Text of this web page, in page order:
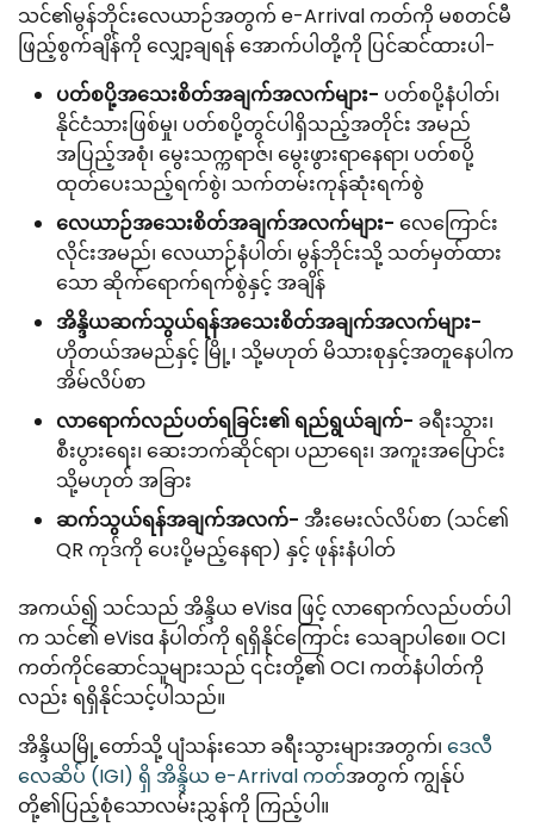
သင်၏မွန်ဘိုင်းလေယာဉ်အတွက် e-Arrival ကတ်ကို မစတင်မီ
ဖြည့်စွက်ချိန်ကို လျှော့ချရန် အောက်ပါတို့ကို ပြင်ဆင်ထားပါ-
ပတ်စပို့အသေးစိတ်အချက်အလက်များ- ပတ်စပို့နံပါတ်၊
နိုင်ငံသားဖြစ်မှု၊ ပတ်စပို့တွင်ပါရှိသည့်အတိုင်း အမည်
အပြည့်အစုံ၊ မွေးသက္ကရာဇ်၊ မွေးဖွားရာနေရာ၊ ပတ်စပို့
ထုတ်ပေးသည့်ရက်စွဲ၊ သက်တမ်းကုန်ဆုံးရက်စွဲ
လေယာဉ်အသေးစိတ်အချက်အလက်များ- လေကြောင်း
လိုင်းအမည်၊ လေယာဉ်နံပါတ်၊ မွန်ဘိုင်းသို့ သတ်မှတ်ထား
သော ဆိုက်ရောက်ရက်စွဲနှင့် အချိန်
အိန္ဒိယဆက်သွယ်ရန်အသေးစိတ်အချက်အလက်များ-
ဟိုတယ်အမည်နှင့် မြို့၊ သို့မဟုတ် မိသားစုနှင့်အတူနေပါက
အိမ်လိပ်စာ
လာရောက်လည်ပတ်ရခြင်း၏ ရည်ရွယ်ချက်- ခရီးသွား၊
စီးပွားရေး၊ ဆေးဘက်ဆိုင်ရာ၊ ပညာရေး၊ အကူးအပြောင်း
သို့မဟုတ် အခြား
ဆက်သွယ်ရန်အချက်အလက်- အီးမေးလ်လိပ်စာ (သင်၏
QR ကုဒ်ကို ပေးပို့မည့်နေရာ) နှင့် ဖုန်းနံပါတ်
အကယ်၍ သင်သည် အိန္ဒိယ eVisa ဖြင့် လာရောက်လည်ပတ်ပါ
က သင်၏ eVisa နံပါတ်ကို ရရှိနိုင်ကြောင်း သေချာပါစေ။ OCI
ကတ်ကိုင်ဆောင်သူများသည် ၎င်းတို့၏ OCI ကတ်နံပါတ်ကို
လည်း ရရှိနိုင်သင့်ပါသည်။
အိန္ဒိယမြို့တော်သို့ ပျံသန်းသော ခရီးသွားများအတွက်၊ ဒေလီ
လေဆိပ် (IGI) ရှိ အိန္ဒိယ e-Arrival ကတ်အတွက် ကျွန်ုပ်
တို့၏ပြည့်စုံသောလမ်းညွှန်ကို ကြည့်ပါ။